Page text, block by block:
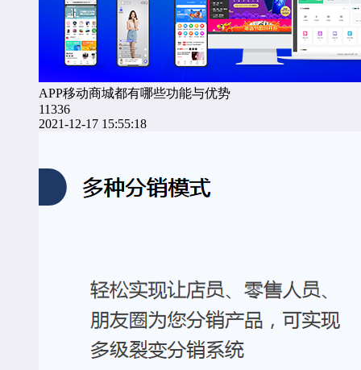
APP移动商城都有哪些功能与优势
11336
2021-12-17 15:55:18